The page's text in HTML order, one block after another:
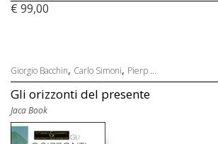
€ 99,00
Giorgio Bacchin, Carlo Simoni, Pierp ...
Gli orizzonti del presente
Jaca Book